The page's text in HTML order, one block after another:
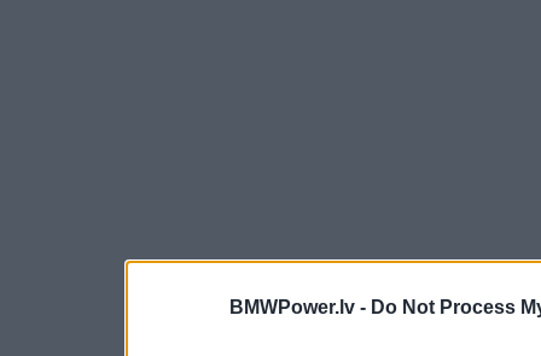
BMWPower.lv - Do Not Process